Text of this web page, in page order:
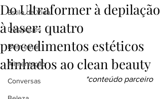
Estilo de Vida
Destaques
Bem-estar
Alimentação
Conversas
Do Ultraformer à depilação
à laser: quatro
procedimentos estéticos
alinhados ao clean beauty
*conteúdo parceiro